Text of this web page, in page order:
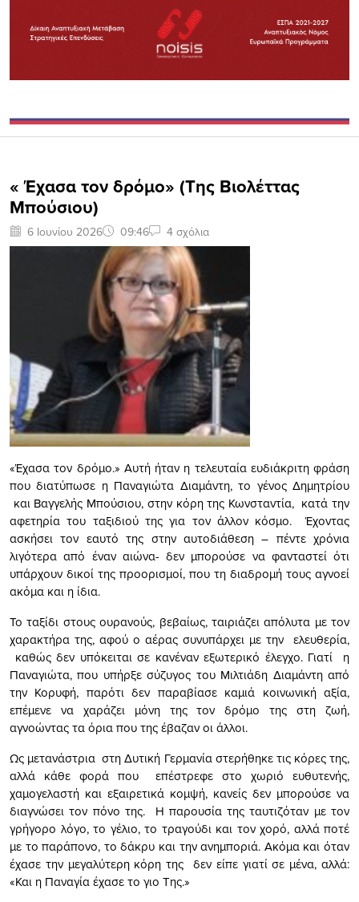
« Έχασα τον δρόμο» (Της Βιολέττας
Μπούσιου)
6 Ιουνίου 2026 09:46 4 σχόλια
«Έχασα τον δρόμο.» Αυτή ήταν η τελευταία ευδιάκριτη φράση
που διατύπωσε η Παναγιώτα Διαμάντη, το γένος Δημητρίου
και Βαγγελής Μπούσιου, στην κόρη της Κωνσταντία, κατά την
αφετηρία του ταξιδιού της για τον άλλον κόσμο. Έχοντας
ασκήσει τον εαυτό της στην αυτοδιάθεση – πέντε χρόνια
λιγότερα από έναν αιώνα- δεν μπορούσε να φανταστεί ότι
υπάρχουν δικοί της προορισμοί, που τη διαδρομή τους αγνοεί
ακόμα και η ίδια.
Το ταξίδι στους ουρανούς, βεβαίως, ταιριάζει απόλυτα με τον
χαρακτήρα της, αφού ο αέρας συνυπάρχει με την ελευθερία,
καθώς δεν υπόκειται σε κανέναν εξωτερικό έλεγχο. Γιατί η
Παναγιώτα, που υπήρξε σύζυγος του Μιλτιάδη Διαμάντη από
την Κορυφή, παρότι δεν παραβίασε καμιά κοινωνική αξία,
επέμενε να χαράζει μόνη της τον δρόμο της στη ζωή,
αγνοώντας τα όρια που της έβαζαν οι άλλοι.
Ως μετανάστρια στη Δυτική Γερμανία στερήθηκε τις κόρες της,
αλλά κάθε φορά που επέστρεφε στο χωριό ευθυτενής,
χαμογελαστή και εξαιρετικά κομψή, κανείς δεν μπορούσε να
διαγνώσει τον πόνο της. Η παρουσία της ταυτιζόταν με τον
γρήγορο λόγο, το γέλιο, το τραγούδι και τον χορό, αλλά ποτέ
με το παράπονο, το δάκρυ και την ανημποριά. Ακόμα και όταν
έχασε την μεγαλύτερη κόρη της δεν είπε γιατί σε μένα, αλλά:
«Και η Παναγία έχασε το γιο Της.»